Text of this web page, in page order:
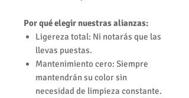
Por qué elegir nuestras alianzas:
Ligereza total: Ni notarás que las
llevas puestas.
Mantenimiento cero: Siempre
mantendrán su color sin
necesidad de limpieza constante.